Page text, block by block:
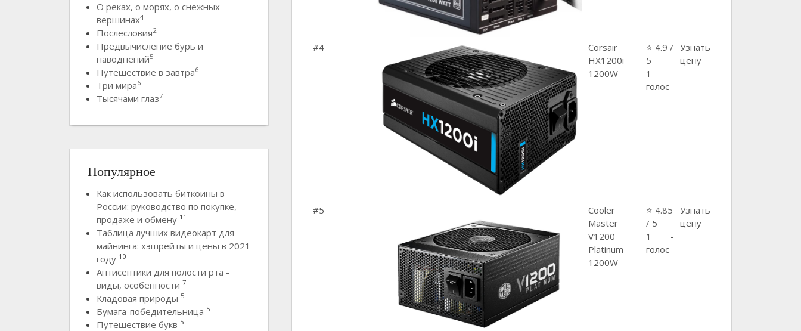
#4
Corsair
HX1200i
1200W
⭐ 4.9 /
5
1 -
голос
Узнать
цену
#5
Cooler
Master
V1200
Platinum
1200W
⭐ 4.85
/ 5
1 -
голос
Узнать
цену
О реках, о морях, о снежных
вершинах4
Послесловия2
Предвычисление бурь и
наводнений5
Путешествие в завтра6
Три мира6
Тысячами глаз7
Популярное
Как использовать биткоины в
России: руководство по покупке,
продаже и обмену 11
Таблица лучших видеокарт для
майнинга: хэшрейты и цены в 2021
году 10
Антисептики для полости рта -
виды, особенности 7
Кладовая природы 5
Бумага-победительница 5
Путешествие букв 5